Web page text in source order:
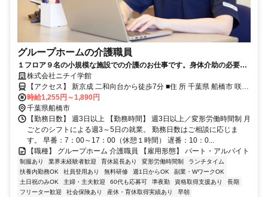
グループホームの介護職員
１フロア９名の小規模な施設での介護のお仕事です。身体介助の必要度
合いは比較的軽い方が多く、少人数ケアに特化した１人ひとりに寄り添
う介護が魅力です。 ニチイの介護教室でスキルアップ資格取得支援の制
度あり！
株式会社ニチイ学館
【アクセス】 新京成 二和向台から徒歩7分 ■住 所 千葉県 船橋市 咲が
丘3-2-1 ■アクセス 新京成 二和向台から徒歩7分
時給1,255円～1,890円
千葉県船橋市
【勤務日数】 週3日以上 【勤務時間】 週3日以上／変形労働時間制 月
ごとのシフトによる週3～5日の就業。 勤務日数はご相談に応じま
す。 早番：7：00～17：00（休憩１時間） 遅番：10：0...
【職種】 グループホーム 介護職員 【雇用形態】 パート・アルバイト
制服あり 業界未経験者歓迎 育休延長あり 変形労働時間制
ランチタイム
扶養内勤務OK
社員登用あり 無料研修 週1日からOK
副業・WワークOK
土日祝のみOK
主婦・主夫歓迎 60代も応募可 準夜勤 資格取得支援あり
長期
フリーター歓迎
社会保険あり 産休・育休取得実績あり 早朝